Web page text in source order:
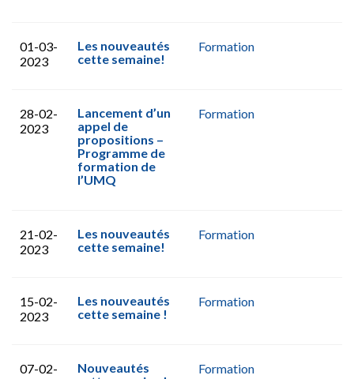
01-03-
2023
Les nouveautés
cette semaine!
Formation
28-02-
2023
Lancement d’un
appel de
propositions –
Programme de
formation de
l’UMQ
Formation
21-02-
2023
Les nouveautés
cette semaine!
Formation
15-02-
2023
Les nouveautés
cette semaine !
Formation
07-02-
Nouveautés
Formation